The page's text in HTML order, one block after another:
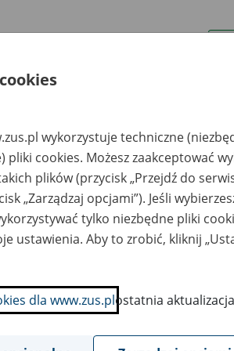
uwagi można przesyłać poprzez
Ukryj wszystkie pozycje bazy
pracy
Miejsce
przechowywania
dokumentów
Nr
-
ul.
Częstochowa, ul.
Okólna 79C tel. 34
361 29 12
wykorzystuje techniczne
pliki cookies. Możesz zaakceptować
plików (przycisk „Przejdź do
„Zarządzaj opcjami”). Jeśli
tylko niezbędne pliki
ustawienia. Aby to zrobić, kliknij
dla www.zus.plostatnia